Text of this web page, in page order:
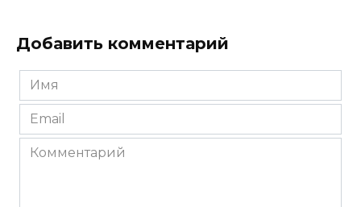
Добавить комментарий
Имя
*
Email
*
Комментарий